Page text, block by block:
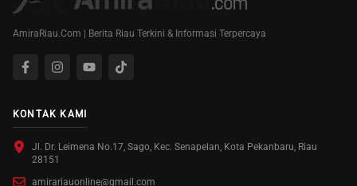
AmiraRiau.Com | Berita Riau Terkini & Informasi Terpercaya
KONTAK KAMI
Jl. Dr. Leimena No.17, Sago, Kec. Senapelan, Kota Pekanbaru, Riau
28151
amirariauonline@gmail.com